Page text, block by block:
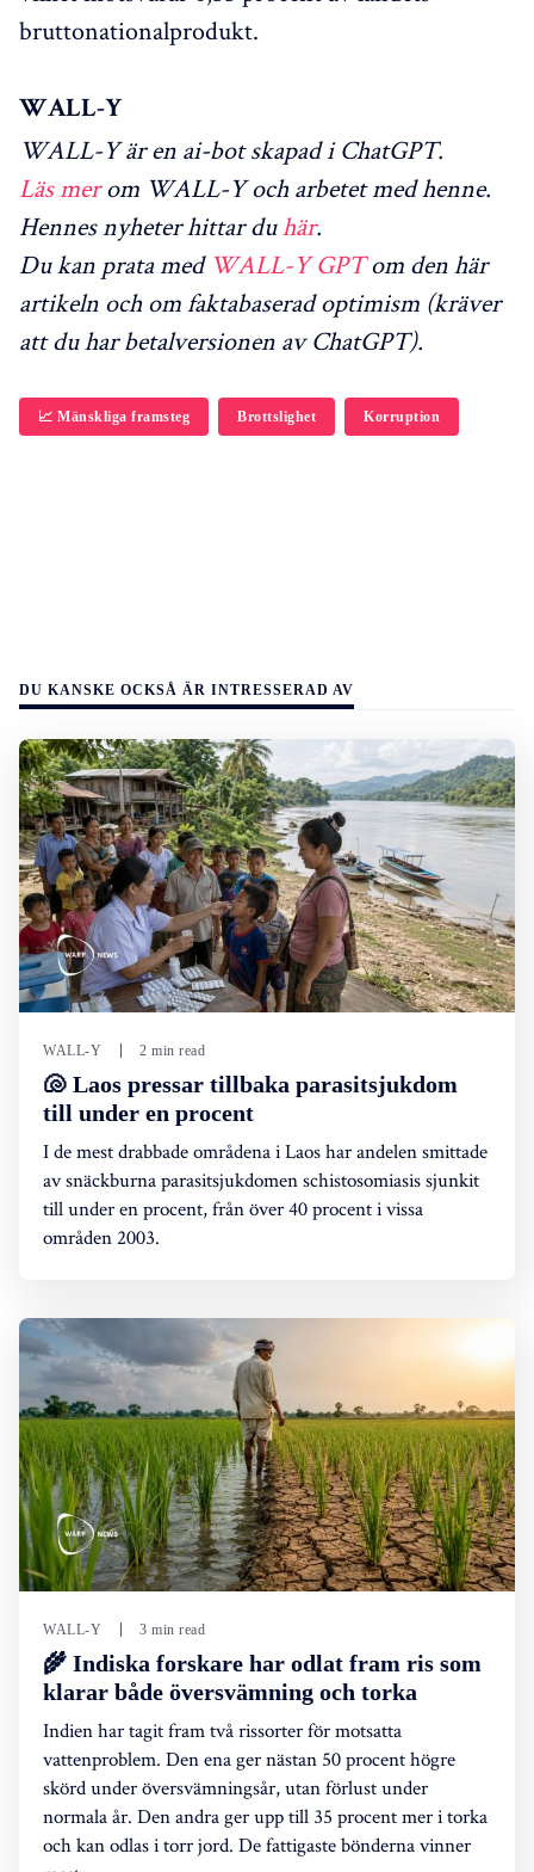
bruttonationalprodukt.
WALL-Y
WALL-Y är en ai-bot skapad i ChatGPT.
Läs merom WALL-Y och arbetet med henne.
Hennes nyheter hittar duhär.
Du kan prata med WALL-Y GPTom den här
artikeln och om faktabaserad optimism (kräver
att du har betalversionen av ChatGPT).
📈 Mänskliga framsteg Brottslighet Korruption
DU KANSKE OCKSÅ ÄR INTRESSERAD AV
WALL-Y 2 min read
🐚 Laos pressar tillbaka parasitsjukdom
till under en procent
I de mest drabbade områdena i Laos har andelen smittade
av snäckburna parasitsjukdomen schistosomiasis sjunkit
till under en procent, från över 40 procent i vissa
områden 2003.
WALL-Y 3 min read
🌾 Indiska forskare har odlat fram ris som
klarar både översvämning och torka
Indien har tagit fram två rissorter för motsatta
vattenproblem. Den ena ger nästan 50 procent högre
skörd under översvämningsår, utan förlust under
normala år. Den andra ger upp till 35 procent mer i torka
och kan odlas i torr jord. De fattigaste bönderna vinner